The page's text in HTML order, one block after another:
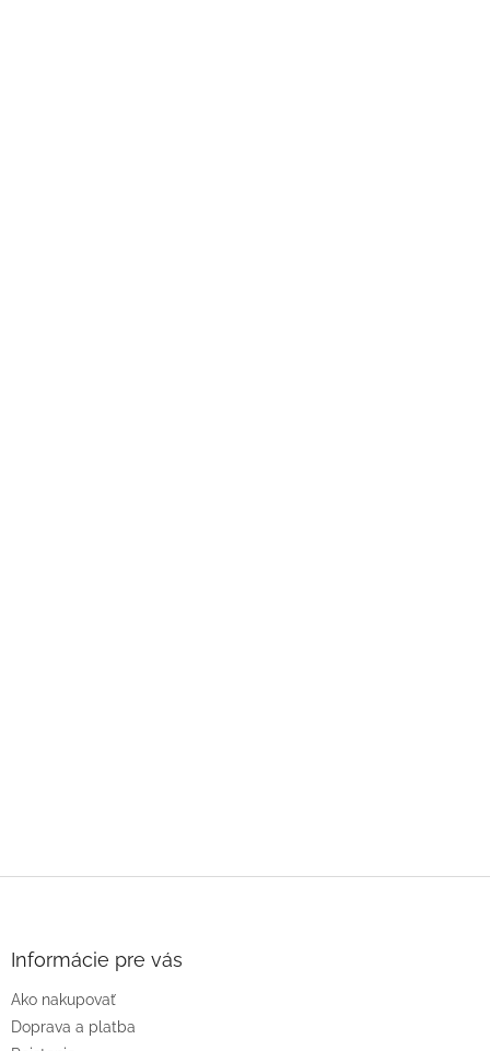
Informácie pre vás
Ako nakupovať
Doprava a platba